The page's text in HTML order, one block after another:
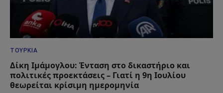
ΤΟΥΡΚΊΑ
Δίκη Ιμάμογλου: Ένταση στο δικαστήριο και
πολιτικές προεκτάσεις – Γιατί η 9η Ιουλίου
θεωρείται κρίσιμη ημερομηνία